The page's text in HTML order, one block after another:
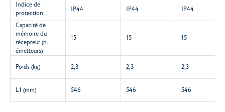
Indice de
protection
IP44 IP44
IP44
Capacité de
mémoire du
récepteur (n.
émetteurs)
15 15 15
Poids (kg) 2,3 2,3 2,3
L1 (mm) 546 546 546